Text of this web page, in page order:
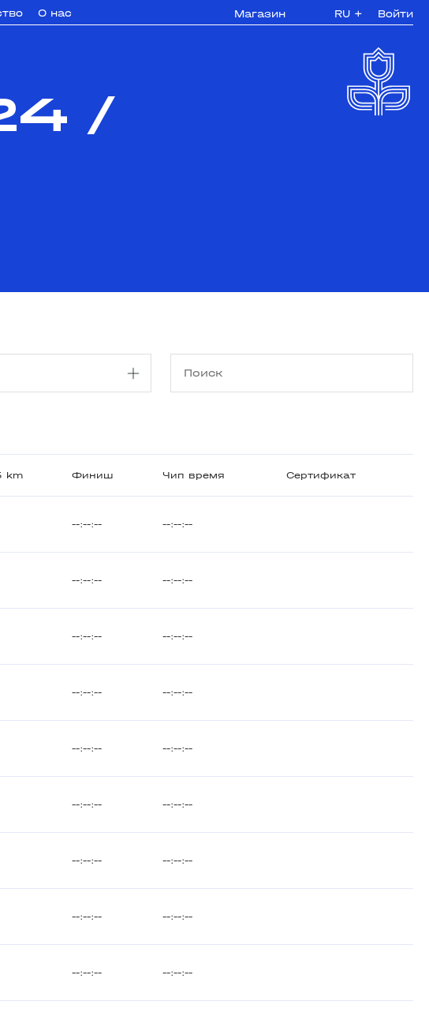
О нас Магазин RU + Войти
/
km Финиш Чип время Сертификат
--:--:-- --:--:--
--:--:-- --:--:--
--:--:-- --:--:--
--:--:-- --:--:--
--:--:-- --:--:--
--:--:-- --:--:--
--:--:-- --:--:--
--:--:-- --:--:--
--:--:-- --:--:--